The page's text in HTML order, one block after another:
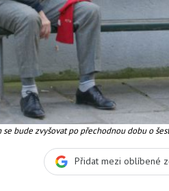
se bude zvyšovat po přechodnou dobu o
Přidat mezi oblíbené